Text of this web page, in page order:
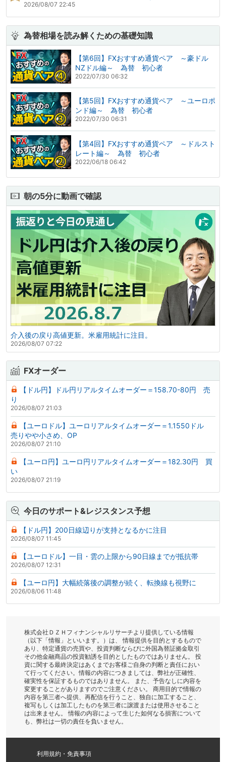
2026/08/07 22:45
為替相場を読み解くための基礎知識
【第6回】FXおすすめ通貨ペア ～豪ドル
NZドル編～ 為替 初心者
2022/07/30 06:32
【第5回】FXおすすめ通貨ペア ～ユーロポ
ンド編～ 為替 初心者
2022/07/30 06:31
【第4回】FXおすすめ通貨ペア ～ドルスト
レート編～ 為替 初心者
2022/06/18 06:42
朝の5分に動画で確認
介入後の戻り高値更新。米雇用統計に注目。
2026/08/07 07:22
FXオーダー
【ドル円】ドル円リアルタイムオーダー＝158.70-80円 売
り
2026/08/07 21:03
【ユーロドル】ユーロリアルタイムオーダー＝1.1550ドル
売りやや小さめ、OP
2026/08/07 21:10
【ユーロ円】ユーロ円リアルタイムオーダー＝182.30円 買
い
2026/08/07 21:19
今日のサポート&レジスタンス予想
【ドル円】200日線辺りが支持となるかに注目
2026/08/07 11:45
【ユーロドル】一目・雲の上限から90日線までが抵抗帯
2026/08/07 12:31
【ユーロ円】大幅続落後の調整が続く、転換線も視野に
2026/08/06 11:48
株式会社ＤＺＨフィナンシャルリサーチより提供している情報
（以下「情報」といいます。）は、 情報提供を目的とするもので
あり、特定通貨の売買や、投資判断ならびに外国為替証拠金取引
その他金融商品の投資勧誘を目的としたものではありません。 投
資に関する最終決定はあくまでお客様ご自身の判断と責任におい
て行ってください。情報の内容につきましては、弊社が正確性、
確実性を保証するものではありません。 また、予告なしに内容を
変更することがありますのでご注意ください。 商用目的で情報の
内容を第三者へ提供、再配信を行うこと、独自に加工すること、
複写もしくは加工したものを第三者に譲渡または使用させること
は出来ません。 情報の内容によって生じた如何なる損害について
も、弊社は一切の責任を負いません。
利用規約・免責事項